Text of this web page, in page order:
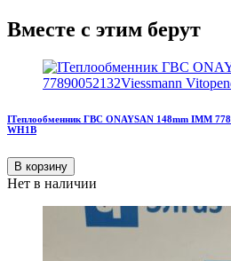
Вместе с этим берут
IТеплообменник ГВС ONAYSAN 148mm IMM
WH1B
В корзину
Нет в наличии